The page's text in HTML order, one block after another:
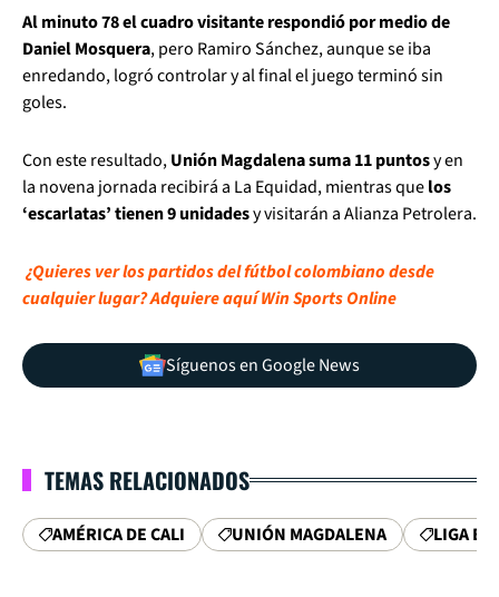
Al minuto 78 el cuadro visitante respondió por medio de
Daniel Mosquera, pero Ramiro Sánchez, aunque se iba
enredando, logró controlar y al final el juego terminó sin
goles.
Con este resultado,Unión Magdalena suma 11 puntosy en
la novena jornada recibirá a La Equidad, mientras quelos
‘escarlatas’ tienen 9 unidadesy visitarán a Alianza Petrolera.
¿Quieres ver los partidos del fútbol colombiano desde
cualquier lugar? Adquiere aquí Win Sports Online
Síguenos en Google News
TEMAS RELACIONADOS
AMÉRICA DE CALI UNIÓN MAGDALENA LIGA